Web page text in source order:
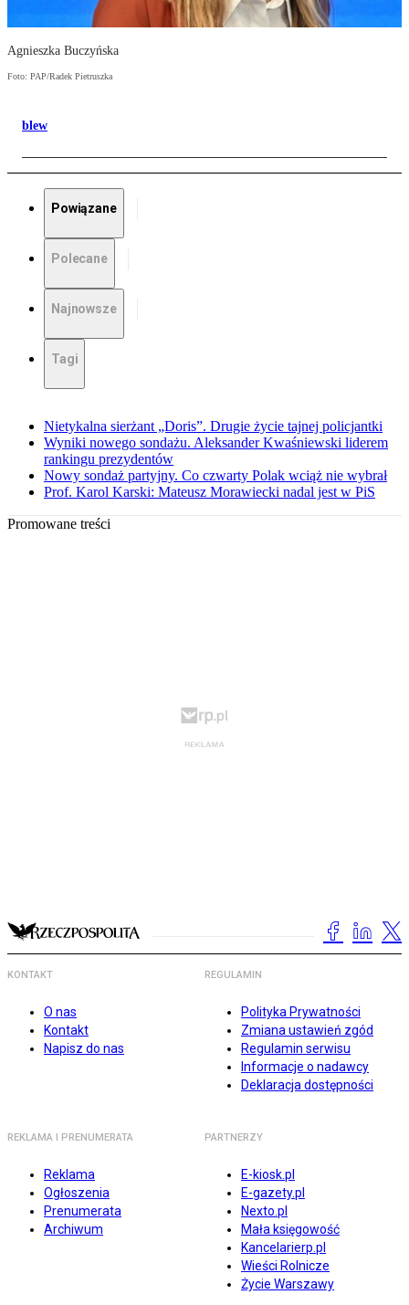
Agnieszka Buczyńska
Foto: PAP/Radek Pietruszka
blew
Powiązane
Polecane
Najnowsze
Tagi
Nietykalna sierżant „Doris”. Drugie życie tajnej policjantki
Wyniki nowego sondażu. Aleksander Kwaśniewski liderem
rankingu prezydentów
Nowy sondaż partyjny. Co czwarty Polak wciąż nie wybrał
Prof. Karol Karski: Mateusz Morawiecki nadal jest w PiS
Promowane treści
KONTAKT
O nas
Kontakt
Napisz do nas
REGULAMIN
Polityka Prywatności
Zmiana ustawień zgód
Regulamin serwisu
Informacje o nadawcy
Deklaracja dostępności
REKLAMA I PRENUMERATA
Reklama
Ogłoszenia
Prenumerata
Archiwum
PARTNERZY
E-kiosk.pl
E-gazety.pl
Nexto.pl
Mała księgowość
Kancelarierp.pl
Wieści Rolnicze
Życie Warszawy